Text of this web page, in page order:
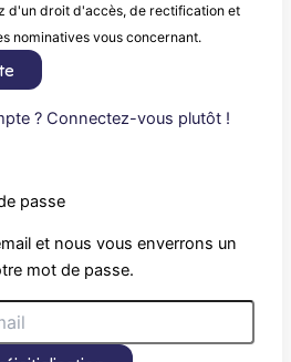
d'un droit d'accès, de rectification et
nominatives vous concernant.
? Connectez-vous plutôt !
passe
et nous vous enverrons un
mot de passe.